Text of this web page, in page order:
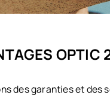
OPTIC
des garanties et des